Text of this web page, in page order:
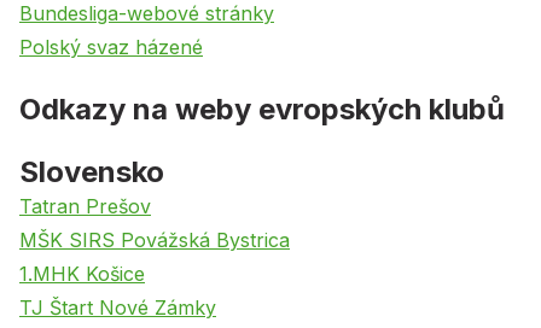
Bundesliga-webové stránky
Polský svaz házené
Odkazy na weby evropských klubů
Slovensko
Tatran Prešov
MŠK SIRS Povážská Bystrica
1.MHK Košice
TJ Štart Nové Zámky